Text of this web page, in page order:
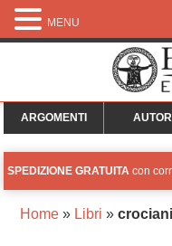
ARGOMENTI AUTORI
SPEDIZIONE GRATUITA con
Home» Libri » crociani
MENU